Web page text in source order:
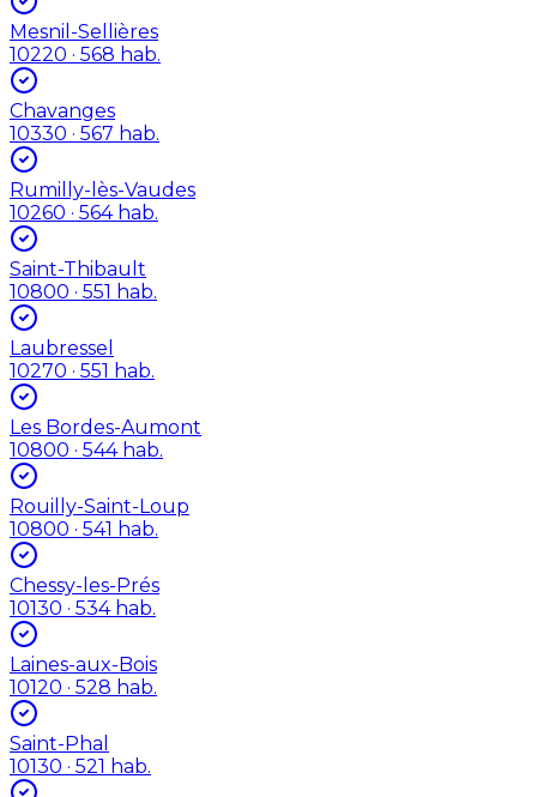
Mesnil-Sellières
10220 · 568 hab.
Chavanges
10330 · 567 hab.
Rumilly-lès-Vaudes
10260 · 564 hab.
Saint-Thibault
10800 · 551 hab.
Laubressel
10270 · 551 hab.
Les Bordes-Aumont
10800 · 544 hab.
Rouilly-Saint-Loup
10800 · 541 hab.
Chessy-les-Prés
10130 · 534 hab.
Laines-aux-Bois
10120 · 528 hab.
Saint-Phal
10130 · 521 hab.